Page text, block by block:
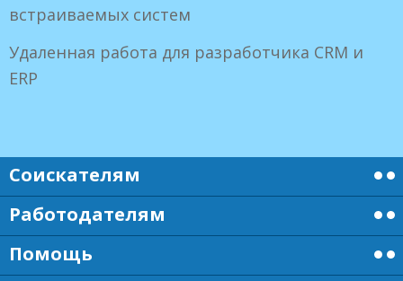
встраиваемых систем
Удаленная работа для разработчика CRM и
ERP
Соискателям
Работодателям
Помощь